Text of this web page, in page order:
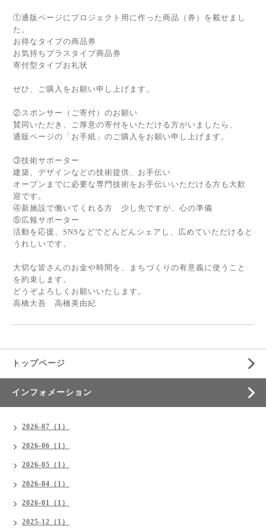
①通販ページにプロジェクト用に作った商品（券）を載せまし
た。
お得なタイプの商品券
お気持ちプラスタイプ商品券
寄付型タイプお礼状
ぜひ、ご購入をお願い申し上げます。
②スポンサー（ご寄付）のお願い
賛同いただき、ご厚意の寄付をいただける方がいましたら、
通販ページの「お手紙」のご購入をお願い申し上げます。
③技術サポーター
建築、デザインなどの技術提供、お手伝い
オープンまでに必要な専門技術をお手伝いいただける方も大歓
迎です。
④新施設で働いてくれる方 少し先ですが、心の準備
⑤広報サポーター
活動を応援、SNSなどでどんどんシェアし、広めていただけると
うれしいです。
大切な皆さんのお金や時間を、まちづくりの有意義に使うこと
を約束します。
どうぞよろしくお願いいたします。
高橋大吾 高橋美由紀
トップページ
インフォメーション
2026-07（1）
2026-06（1）
2026-05（1）
2026-04（1）
2026-01（1）
2025-12（1）